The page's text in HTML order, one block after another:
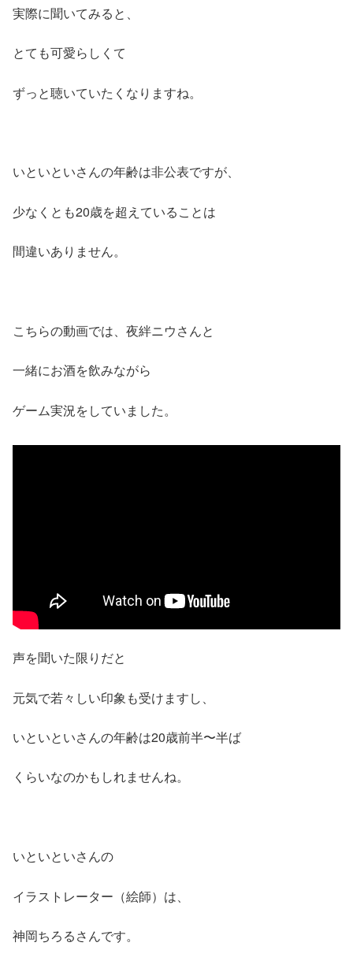
実際に聞いてみると、
とても可愛らしくて
ずっと聴いていたくなりますね。
いといといさんの年齢は非公表ですが、
少なくとも20歳を超えていることは
間違いありません。
こちらの動画では、夜絆ニウさんと
一緒にお酒を飲みながら
ゲーム実況をしていました。
声を聞いた限りだと
元気で若々しい印象も受けますし、
いといといさんの年齢は20歳前半〜半ば
くらいなのかもしれませんね。
いといといさんの
イラストレーター（絵師）は、
神岡ちろるさんです。